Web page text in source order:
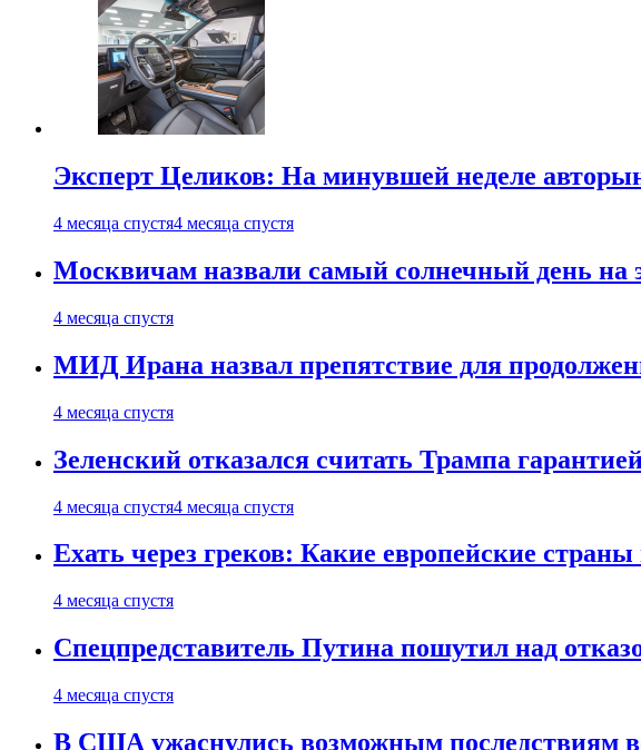
Эксперт Целиков: На минувшей неделе
4 месяца спустя4 месяца спустя
Москвичам назвали самый солнечный день на
4 месяца спустя
МИД Ирана назвал препятствие для
4 месяца спустя
Зеленский отказался считать Трампа
4 месяца спустя4 месяца спустя
Ехать через греков: Какие европейские
4 месяца спустя
Спецпредставитель Путина пошутил над
4 месяца спустя
В США ужаснулись возможным последствиям